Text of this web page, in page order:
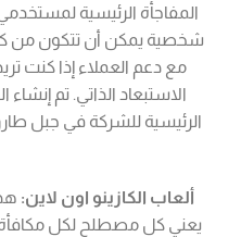
المفاجأة الرئيسية
شخصية يمكن أن تتكون من
مع دعم العملاء إذا كنت
الرئيسية للشركة في جبل
ألعاب الكازينو اون لاين:
يعني كل مصطلح لكل مكافأة،